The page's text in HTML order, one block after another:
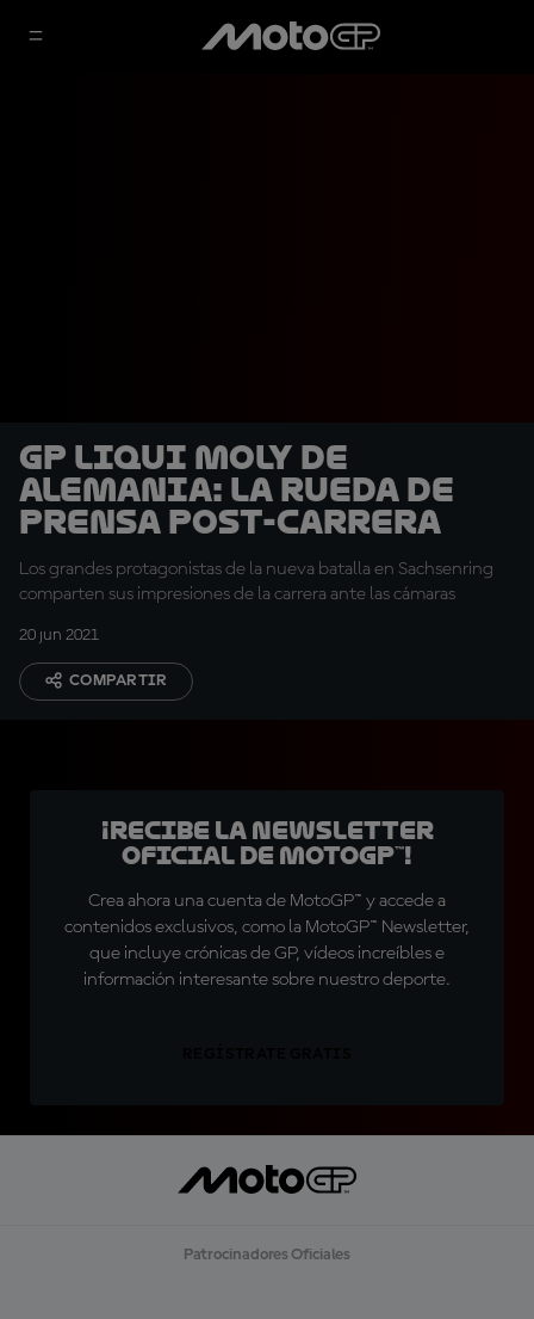
GP Liqui Moly de
Alemania: La rueda de
prensa post-carrera
Los grandes protagonistas de la nueva batalla en Sachsenring
comparten sus impresiones de la carrera ante las cámaras
20 jun 2021
COMPARTIR
¡Recibe la Newsletter
oficial de MotoGP™!
Crea ahora una cuenta de MotoGP™ y accede a
contenidos exclusivos, como la MotoGP™ Newsletter,
que incluye crónicas de GP, vídeos increíbles e
información interesante sobre nuestro deporte.
Patrocinadores Oficiales